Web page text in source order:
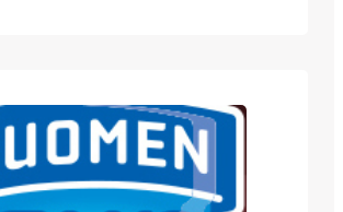
on varmaa ja koska ottelu
jo kello 15, tapahtuu paluu
jo hyvissä ajoin. Mukaan siis
ilmoittautumiset osoitteeseen